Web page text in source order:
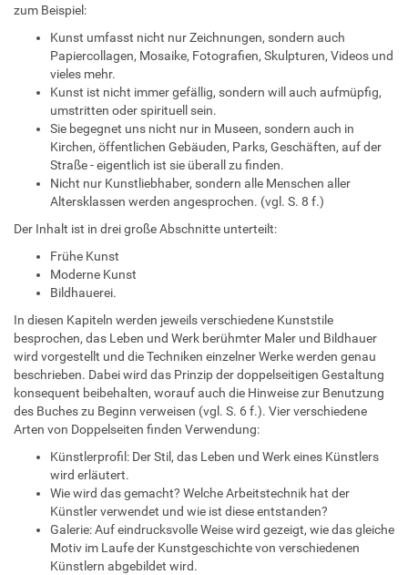
zum Beispiel:
Kunst umfasst nicht nur Zeichnungen, sondern auch
Papiercollagen, Mosaike, Fotografien, Skulpturen, Videos und
vieles mehr.
Kunst ist nicht immer gefällig, sondern will auch aufmüpfig,
umstritten oder spirituell sein.
Sie begegnet uns nicht nur in Museen, sondern auch in
Kirchen, öffentlichen Gebäuden, Parks, Geschäften, auf der
Straße - eigentlich ist sie überall zu finden.
Nicht nur Kunstliebhaber, sondern alle Menschen aller
Altersklassen werden angesprochen. (vgl. S. 8 f.)
Der Inhalt ist in drei große Abschnitte unterteilt:
Frühe Kunst
Moderne Kunst
Bildhauerei.
In diesen Kapiteln werden jeweils verschiedene Kunststile
besprochen, das Leben und Werk berühmter Maler und Bildhauer
wird vorgestellt und die Techniken einzelner Werke werden genau
beschrieben. Dabei wird das Prinzip der doppelseitigen Gestaltung
konsequent beibehalten, worauf auch die Hinweise zur Benutzung
des Buches zu Beginn verweisen (vgl. S. 6 f.). Vier verschiedene
Arten von Doppelseiten finden Verwendung:
Künstlerprofil: Der Stil, das Leben und Werk eines Künstlers
wird erläutert.
Wie wird das gemacht? Welche Arbeitstechnik hat der
Künstler verwendet und wie ist diese entstanden?
Galerie: Auf eindrucksvolle Weise wird gezeigt, wie das gleiche
Motiv im Laufe der Kunstgeschichte von verschiedenen
Künstlern abgebildet wird.